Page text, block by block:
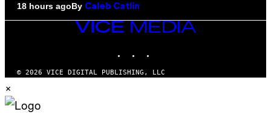
18 hours agoBy Caleb Catlin
VICE
MEDIA
© 2026 VICE DIGITAL PUBLISHING, LLC
×